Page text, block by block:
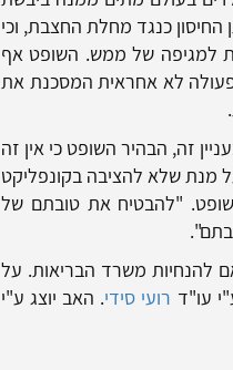
כנגד מחלת החצבת, וכי
למגיפה של ממש. השופט אף
בפעולה לא אחראית המסכנת את
זה, הבהיר השופט כי אין זה
מנת שלא להציבה בקונפליקט
"להבטיח את טובתם של
להנחיות משרד הבריאות. על
עו"ד רועי סידי. האב יוצג ע"י